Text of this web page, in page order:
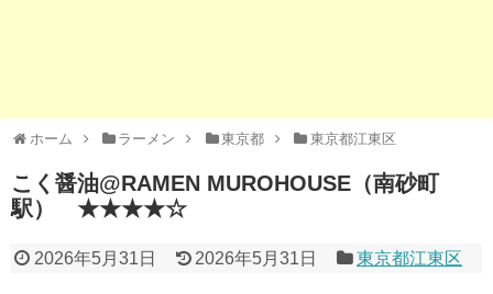
ホーム ラーメン 東京都 東京都江東区
こく醤油@RAMEN MUROHOUSE（南砂町
駅） ★★★★☆
2026年5月31日 2026年5月31日 東京都江東区